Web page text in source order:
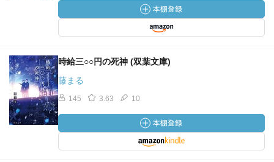
時給三○○円の死神 (双葉文庫)
藤まる
145 3.63 10